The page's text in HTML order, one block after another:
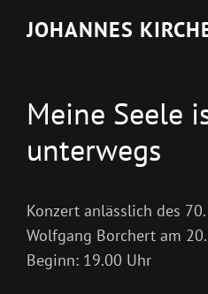
JOHANNES
Meine Seele
unterwegs
Konzert anlässlich des
Wolfgang Borchert am
Beginn: 19.00 Uhr